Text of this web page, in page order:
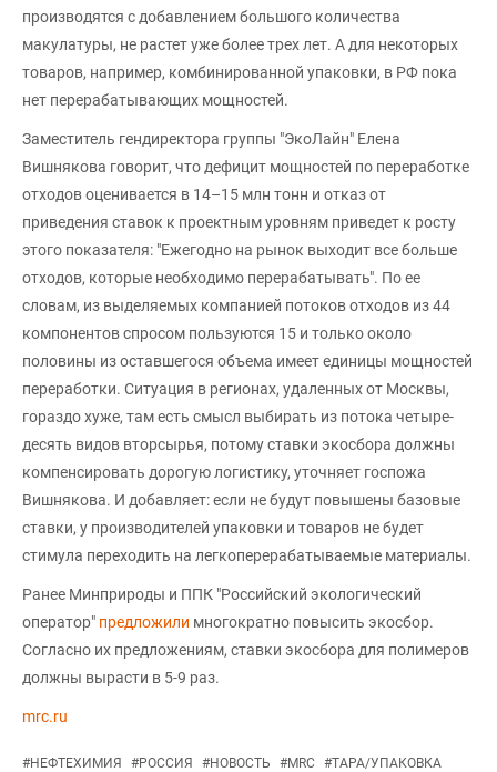
производятся с добавлением большого количества
макулатуры, не растет уже более трех лет. А для некоторых
товаров, например, комбинированной упаковки, в РФ пока
нет перерабатывающих мощностей.
Заместитель гендиректора группы "ЭкоЛайн" Елена
Вишнякова говорит, что дефицит мощностей по переработке
отходов оценивается в 14–15 млн тонн и отказ от
приведения ставок к проектным уровням приведет к росту
этого показателя: "Ежегодно на рынок выходит все больше
отходов, которые необходимо перерабатывать". По ее
словам, из выделяемых компанией потоков отходов из 44
компонентов спросом пользуются 15 и только около
половины из оставшегося объема имеет единицы мощностей
переработки. Ситуация в регионах, удаленных от Москвы,
гораздо хуже, там есть смысл выбирать из потока четыре-
десять видов вторсырья, потому ставки экосбора должны
компенсировать дорогую логистику, уточняет госпожа
Вишнякова. И добавляет: если не будут повышены базовые
ставки, у производителей упаковки и товаров не будет
стимула переходить на легкоперерабатываемые материалы.
Ранее Минприроды и ППК "Российский экологический
оператор" предложили многократно повысить экосбор.
Согласно их предложениям, ставки экосбора для полимеров
должны вырасти в 5-9 раз.
mrc.ru
#НЕФТЕХИМИЯ #РОССИЯ #НОВОСТЬ #MRC #ТАРА/УПАКОВКА